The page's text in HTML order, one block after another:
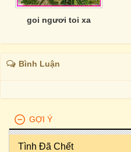
goi ngươi toi xa
Bình Luận
GỢI Ý
Tình Đã Chết